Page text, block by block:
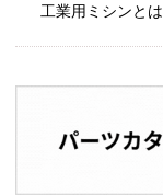
工業用ミシンとは